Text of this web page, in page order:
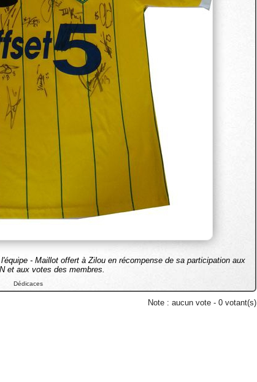
- Maillot offert à Zilou en récompense de sa participation aux
et aux votes des membres.
Dédicaces
Note : aucun vote - 0 votant(s)